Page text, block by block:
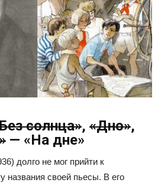
солнца», «Дно»,
— «На дне»
долго не мог прийти к
названия своей пьесы. В его